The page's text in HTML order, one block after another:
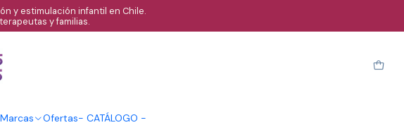
Marcas Ofertas- CATÁLOGO -
y estimulación infantil en Chile.
y familias.
madera Grande